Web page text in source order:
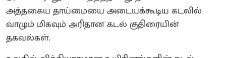
அத்தகைய தாய்மையை அடையக்கூடிய கடலில்
வாழும் மிகவும் அரிதான கடல் குதிரையின்
தகவல்கள்.